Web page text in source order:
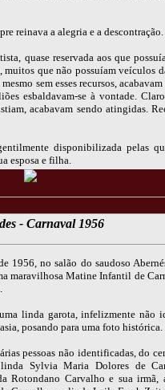
reinava a alegria e a descontração.
quase reservada aos que
muitos que não possuíam veículos
sem esses recursos,
esbaldavam-se à vontade.
acabavam sendo atingidas.
disponibilizada pelas
esposa e filha.
- Carnaval 1956
1956, no salão do saudoso
maravilhosa Matine Infantil de
linda garota, infelizmente não
posando para uma foto histórica.
pessoas não identificadas, do
Sylvia Maria Dolores de
Rotondano Carvalho e sua